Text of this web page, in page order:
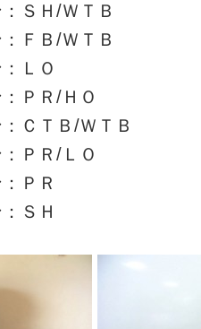
ＳＨ/ＷＴＢ
ＦＢ/ＷＴＢ
ＬＯ
ＰＲ/ＨＯ
ＣＴＢ/ＷＴＢ
ＰＲ/ＬＯ
ＰＲ
ＳＨ